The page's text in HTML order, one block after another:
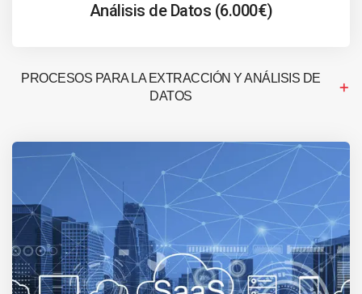
Análisis de Datos (6.000€)
PROCESOS PARA LA EXTRACCIÓN Y ANÁLISIS DE
DATOS